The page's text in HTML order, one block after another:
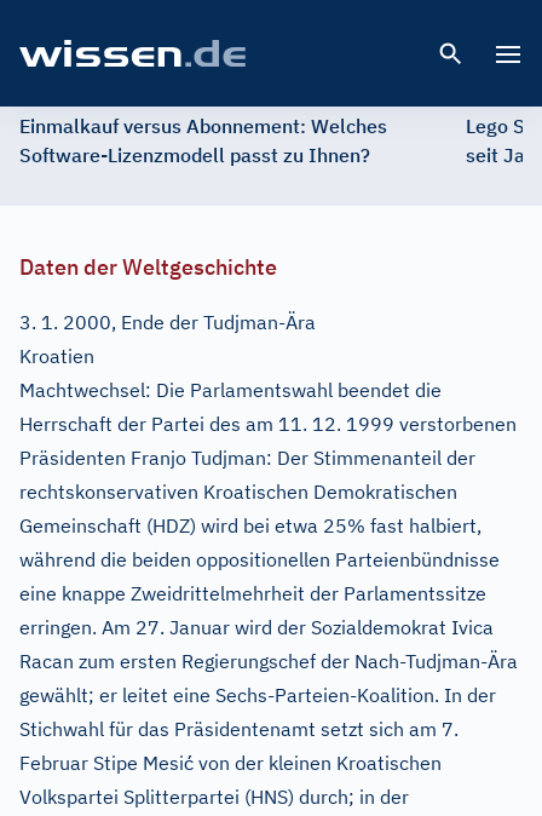
Einmalkauf versus Abonnement: Welches
Software-Lizenzmodell passt zu Ihnen?
Lego
seit
Daten der Weltgeschichte
3. 1. 2000, Ende der Tudjman-Ära
Kroatien
Machtwechsel: Die Parlamentswahl beendet die
Herrschaft der Partei des am 11. 12. 1999 verstorbenen
Präsidenten Franjo Tudjman: Der Stimmenanteil der
rechtskonservativen Kroatischen Demokratischen
Gemeinschaft (HDZ) wird bei etwa 25% fast halbiert,
während die beiden oppositionellen Parteienbündnisse
eine knappe Zweidrittelmehrheit der Parlamentssitze
erringen. Am 27. Januar wird der Sozialdemokrat Ivica
Racan zum ersten Regierungschef der Nach-Tudjman-Ära
gewählt; er leitet eine Sechs-Parteien-Koalition. In der
Stichwahl für das Präsidentenamt setzt sich am 7.
Februar Stipe Mesić von der kleinen Kroatischen
Volkspartei Splitterpartei (HNS) durch; in der